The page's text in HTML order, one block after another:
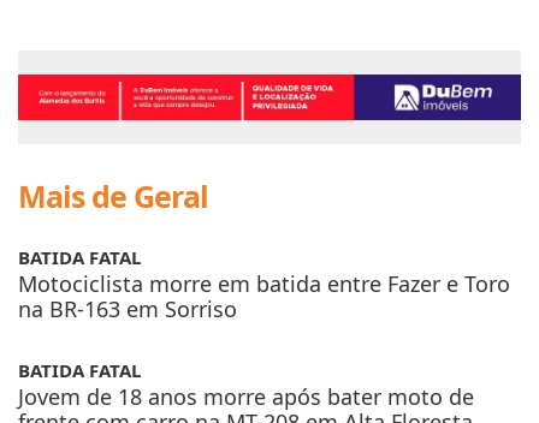
Mais de Geral
Motociclista morre em batida entre Fazer e Toro
na BR-163 em Sorriso
Jovem de 18 anos morre após bater moto de
frente com carro na MT-208 em Alta Floresta